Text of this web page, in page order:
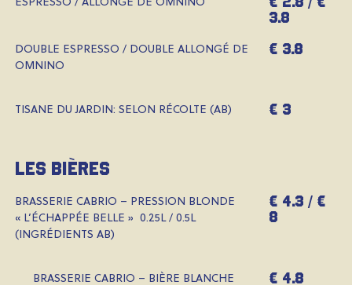
ESPRESSO / ALLONGÉ DE OMNINO
3.8
DOUBLE ESPRESSO / DOUBLE ALLONGÉ DE
OMNINO
€ 3.8
TISANE DU JARDIN: SELON RÉCOLTE (AB) € 3
les bières
BRASSERIE CABRIO – PRESSION BLONDE
« L’ÉCHAPPÉE BELLE » 0.25L / 0.5L
(INGRÉDIENTS AB)
€ 4.3 / €
8
BRASSERIE CABRIO – BIÈRE BLANCHE € 4.8